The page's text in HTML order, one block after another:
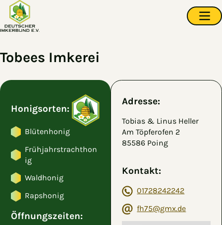
Zum Hauptinhalt springen
Tobees Imkerei
Honigsorten:
Blütenhonig
Frühjahrstrachthon
ig
Waldhonig
Rapshonig
Öffnungszeiten:
Adresse:
Tobias & Linus Heller
Am Töpferofen 2
85586 Poing
Kontakt:
01728242242
fh75@gmx.de